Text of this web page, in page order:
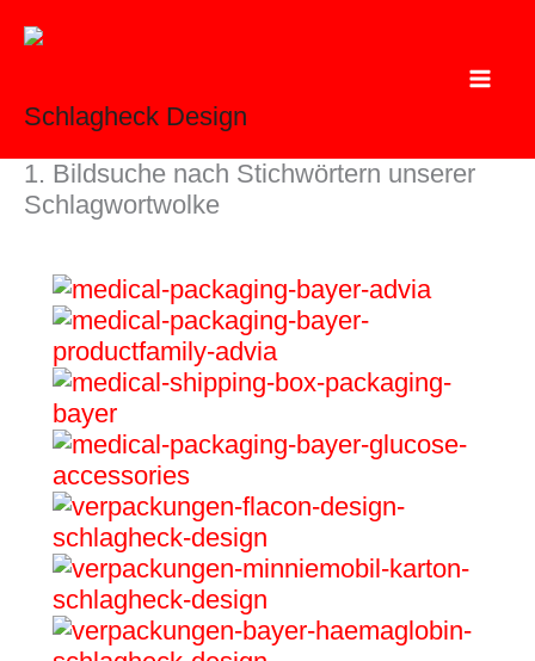
Inhalt
Schlagheck Design
1. Bildsuche nach Stichwörtern unserer
Schlagwortwolke